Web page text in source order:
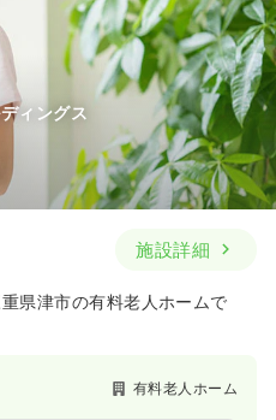
与2回
40万円以上可
詳細を見る
一時募集休止
ィングス
施設詳細
県津市の有料老人ホームで
有料老人ホーム